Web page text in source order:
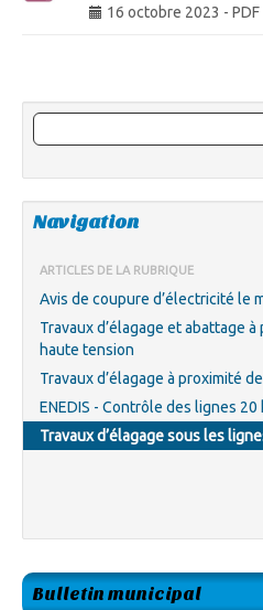
16 octobre 2023 - PDF
Navigation
ARTICLES DE LA RUBRIQUE
Avis de coupure d’électricité le
Travaux d’élagage et abattage
haute tension
Travaux d’élagage à proximité
ENEDIS - Contrôle des lignes
Travaux d’élagage sous les
Bulletin municipal